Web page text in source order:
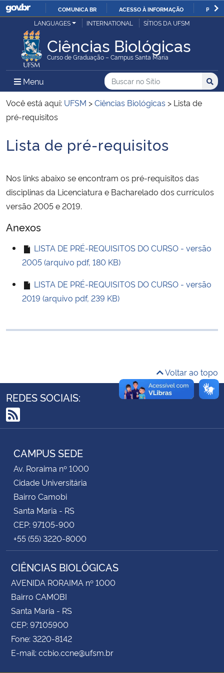
IR
O
COMUNICA BR ACESSO À INFORMAÇÃO
Ministério da Justiça e Segurança Pública
Ministério da Defesa
Ministério das Relações Exteriores
Ministério da Infraestrutura
Ministério da Agricultura, Pecuária e Abastecimento
Ministério da Educação
Ministério da Cidadania
Ministério da Saúde
Ministério de Minas e Energia
Controladoria-Geral da União
Secretaria-Geral
Secretaria de Governo
Gabinete de Segurança Institucional
Advocacia-Geral da União
LANGUAGES INTERNATIONAL SÍTIOS DA UFSM
Ciências Biológicas
Curso de Graduação – Campus Santa Maria
Menu Menu Principal do Sítio
Busca
Buscar no no Sítio
Busca:
Você está aqui: UFSM >Ciências Biológicas > Lista de
pré-requisitos
Início do conteúdo
Lista de pré-requisitos
Nos links abaixo se encontram os pré-requisitos das
disciplinas da Licenciatura e Bacharelado dos currículos
versão 2005 e 2019.
Anexos
LISTA DE PRÉ-REQUISITOS DO CURSO - versão
2005 (arquivo pdf, 180 KB)
LISTA DE PRÉ-REQUISITOS DO CURSO - versão
2019 (arquivo pdf, 239 KB)
Voltar ao topo
REDES SOCIAIS:
RSS
CAMPUS SEDE
Av. Roraima nº 1000
Cidade Universitária
Bairro Camobi
Santa Maria - RS
CEP: 97105-900
+55 (55) 3220-8000
CIÊNCIAS BIOLÓGICAS
AVENIDA RORAIMA nº 1000
Bairro CAMOBI
Santa Maria - RS
CEP: 97105900
Fone: 3220-8142
E-mail: ccbio.ccne@ufsm.br